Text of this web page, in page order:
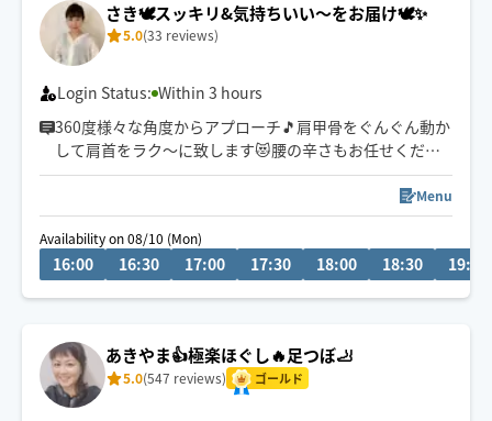
日祝14時〜22時半
さき🕊️スッキリ&気持ちいい〜をお届け🕊️✨
5.0(33 reviews)
Login Status: Within 3 hours
360度様々な角度からアプローチ🎵肩甲骨をぐんぐん動か
して肩首をラク〜に致します😻腰の辛さもお任せくださ
い！お尻の深部にアプローチ🏹✨
フェイシャルマッサージもおすすめです(^^)フェイシャル
のみご希望の方はオイル60分でご予約ください✨
ボディに追加の場合30分から可能です(^^)
Menu
Availability on 08/10 (Mon)
16:00 16:30 17:00 17:30 18:00 18:30 19:00
あきやま👍極楽ほぐし🔥足つぼ🦶
5.0(547 reviews) ゴールド